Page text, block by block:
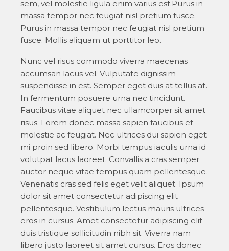
sem, vel molestie ligula enim varius est.Purus in
massa tempor nec feugiat nisl pretium fusce.
Purus in massa tempor nec feugiat nisl pretium
fusce. Mollis aliquam ut porttitor leo.
Nunc vel risus commodo viverra maecenas
accumsan lacus vel. Vulputate dignissim
suspendisse in est. Semper eget duis at tellus at.
In fermentum posuere urna nec tincidunt.
Faucibus vitae aliquet nec ullamcorper sit amet
risus. Lorem donec massa sapien faucibus et
molestie ac feugiat. Nec ultrices dui sapien eget
mi proin sed libero. Morbi tempus iaculis urna id
volutpat lacus laoreet. Convallis a cras semper
auctor neque vitae tempus quam pellentesque.
Venenatis cras sed felis eget velit aliquet. Ipsum
dolor sit amet consectetur adipiscing elit
pellentesque. Vestibulum lectus mauris ultrices
eros in cursus. Amet consectetur adipiscing elit
duis tristique sollicitudin nibh sit. Viverra nam
libero justo laoreet sit amet cursus. Eros donec